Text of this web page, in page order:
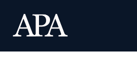
contenido